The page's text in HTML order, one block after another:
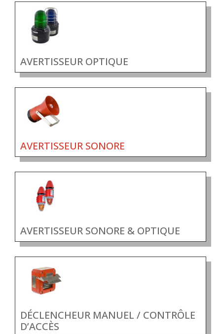
AVERTISSEUR OPTIQUE
AVERTISSEUR SONORE
AVERTISSEUR SONORE & OPTIQUE
DÉCLENCHEUR MANUEL / CONTRÔLE
D’ACCÈS